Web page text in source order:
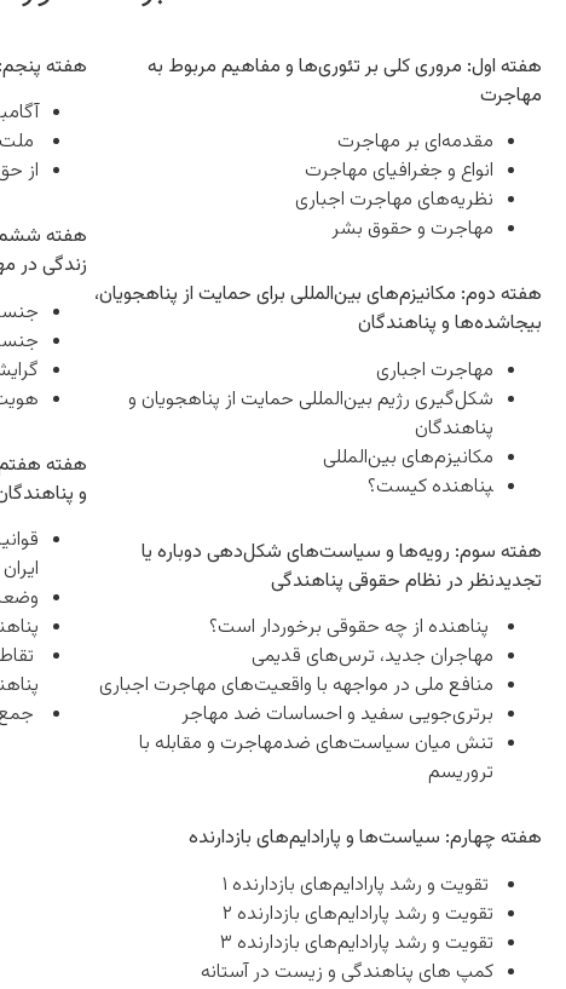
هفته اول: مروری کلی بر تئوری‌ها و مفاهیم مربوط به
مهاجرت
مقدمه‌ای بر مهاجرت
انواع و جغرافیای مهاجرت
نظریه‌های مهاجرت اجباری
مهاجرت و حقوق بشر
هفته دوم: مکانیزم‌های بین‌المللی برای حمایت از پناهجویان،
بیجاشده‌ها و پناهندگان
مهاجرت اجباری
شکل‌گیری رژیم بین‌المللی حمایت از پناهجویان و
پناهندگان
مکانیزم‌های بین‌المللی
‍پناهنده کیست؟
هفته سوم: رویه‌ها و سیاست‌های شکل‌دهی دوباره یا
تجدیدنظر در نظام حقوقی پناهندگی
پناهنده از چه حقوقی برخوردار است؟
مهاجران جدید، ترس‌های قدیمی
منافع ملی در مواجهه با واقعیت‌های مهاجرت اجباری
برتری‌جویی سفید و احساسات ضد مهاجر
تنش میان سیاست‌های ضدمهاجرت و مقابله با
تروریسم
هفته چهارم: سیاست‌ها و پارادایم‌های بازدارنده
تقویت و رشد پارادایم‌های بازدارنده ۱
تقویت و رشد پارادایم‌های بازدارنده ۲
تقویت و رشد پارادایم‌های بازدارنده ۳
کمپ های پناهندگی و زیست در آستانه
هفته
از
هفته
زندگی در
هفته
و
ایران
جمع